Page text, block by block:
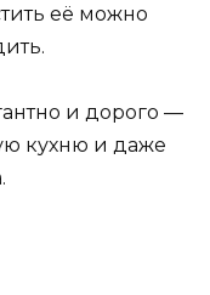
её можно
и дорого —
кухню и даже